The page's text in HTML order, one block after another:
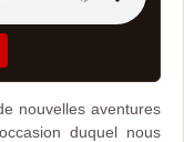
nouvelles aventures
duquel nous